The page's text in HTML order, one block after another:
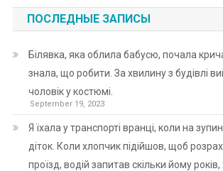
ПОСЛЕДНЫЕ ЗАПИСЫ
Білявка, яка облила бабусю, почала
знала, що робити. За хвилину з будівлі
чоловік у костюмі.
September 19, 2023
Я їхала у транспорті вранці, коли на
діток. Коли хлопчик підійшов, щоб
проїзд, водій запитав скільки йому років,